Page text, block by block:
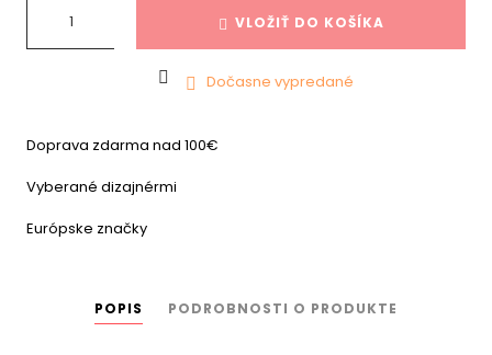
VLOŽIŤ DO KOŠÍKA
  Dočasne vypredané
Doprava zdarma nad 100€
Vyberané dizajnérmi
Európske značky
POPIS PODROBNOSTI O PRODUKTE